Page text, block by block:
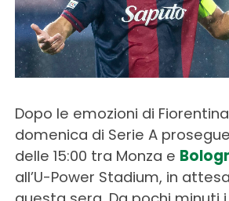
Dopo le emozioni di
domenica di Serie A
delle 15:00 tra Monza e
all’U-Power Stadium, in